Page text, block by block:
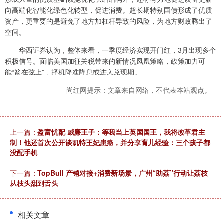
向高端化智能化绿色化转型，促进消费。超长期特别国债形成了优质
资产，更重要的是避免了地方加杠杆导致的风险，为地方财政腾出了
空间。
华西证券认为，整体来看，一季度经济实现开门红，3月出现多个
积极信号。面临美国加征关税带来的新情况凤凰策略，政策加力可
能“箭在弦上”，择机降准降息或进入兑现期。
尚红网提示：文章来自网络，不代表本站观点。
上一篇： 盈富忧配 威廉王子：等我当上英国国王，我将改革君主
制！他还首次公开谈凯特王妃患癌，并分享育儿经验：三个孩子都
没配手机
下一篇： TopBull 产销对接+消费新场景，广州“助荔”行动让荔枝
从枝头甜到舌头
相关文章